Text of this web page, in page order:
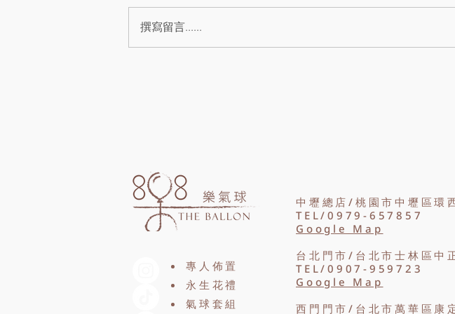
花保存方式、適合擺放的位置、清
潔技巧與注意事項，避免香皂花因
撰寫留言......
專人佈置
永生花禮
氣球套組
中壢總店/桃園市中壢區環
TEL/0979-657857
Google Map
台北門市/台北市士林區中
TEL/0907-959723
Google Map
西門門市/台北市萬華區康